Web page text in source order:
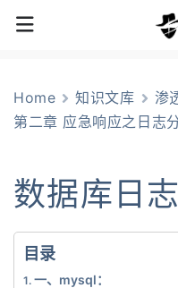
Home 知识文库 渗
第二章 应急响应之日志
数据库日
目录
一、mysql：